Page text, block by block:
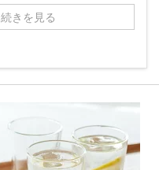
続きを見る